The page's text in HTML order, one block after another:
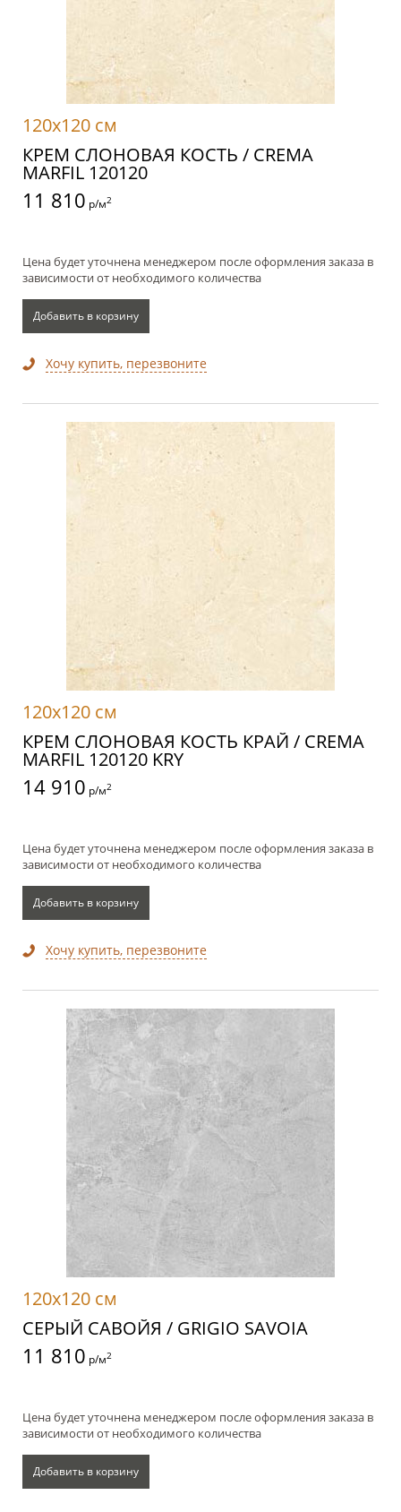
120x120 см
КРЕМ СЛОНОВАЯ КОСТЬ / CREMA
MARFIL 120120
11 810 р/м2
Цена будет уточнена менеджером после оформления заказа в
зависимости от необходимого количества
Добавить в корзину
Хочу купить, перезвоните
120x120 см
КРЕМ СЛОНОВАЯ КОСТЬ КРАЙ / CREMA
MARFIL 120120 KRY
14 910 р/м2
Цена будет уточнена менеджером после оформления заказа в
зависимости от необходимого количества
Добавить в корзину
Хочу купить, перезвоните
120x120 см
СЕРЫЙ САВОЙЯ / GRIGIO SAVOIA
11 810 р/м2
Цена будет уточнена менеджером после оформления заказа в
зависимости от необходимого количества
Добавить в корзину